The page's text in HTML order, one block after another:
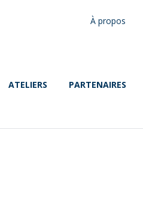
À propos
ATELIERS PARTENAIRES